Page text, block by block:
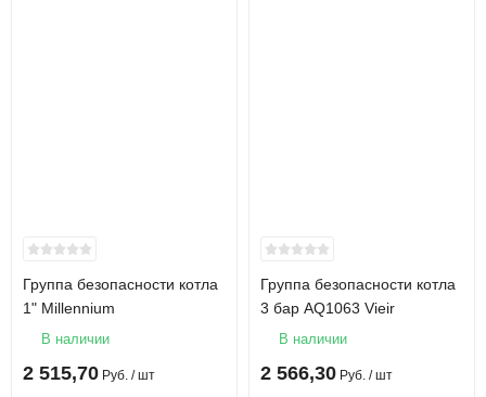
Группа безопасности котла
1" Millennium
В наличии
2 515,70 Руб. / шт
Группа безопасности котла
3 бар AQ1063 Vieir
В наличии
2 566,30 Руб. / шт